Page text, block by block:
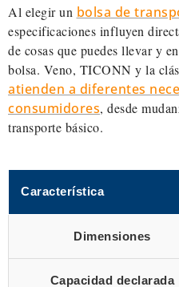
Al elegir un bolsa de
especificaciones influyen
de cosas que puedes llevar y
bolsa. Veno, TICONN y la
atienden a diferentes
consumidores, desde
transporte básico.
Característica
Dimensiones
Capacidad declarada